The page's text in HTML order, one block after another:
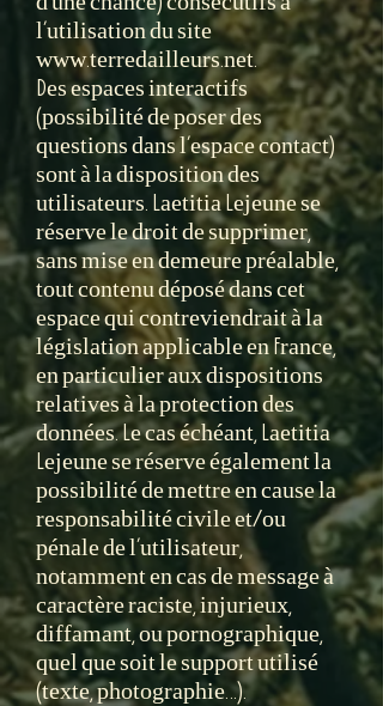
l’utilisation du site
www.terredailleurs.net.
Des espaces interactifs
(possibilité de poser des
questions dans l’espace contact)
sont à la disposition des
utilisateurs. Laetitia Lejeune se
réserve le droit de supprimer,
sans mise en demeure préalable,
tout contenu déposé dans cet
espace qui contreviendrait à la
législation applicable en France,
en particulier aux dispositions
relatives à la protection des
données. Le cas échéant, Laetitia
Lejeune se réserve également la
possibilité de mettre en cause la
responsabilité civile et/ou
pénale de l’utilisateur,
notamment en cas de message à
caractère raciste, injurieux,
diffamant, ou pornographique,
quel que soit le support utilisé
(texte, photographie…).